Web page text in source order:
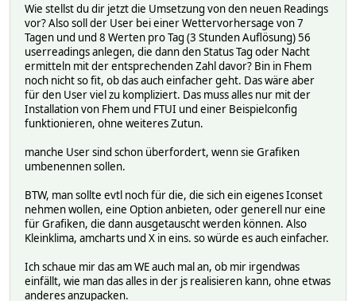
Wie stellst du dir jetzt die Umsetzung von den neuen Readings
vor? Also soll der User bei einer Wettervorhersage von 7
Tagen und und 8 Werten pro Tag (3 Stunden Auflösung) 56
userreadings anlegen, die dann den Status Tag oder Nacht
ermitteln mit der entsprechenden Zahl davor? Bin in Fhem
noch nicht so fit, ob das auch einfacher geht. Das wäre aber
für den User viel zu kompliziert. Das muss alles nur mit der
Installation von Fhem und FTUI und einer Beispielconfig
funktionieren, ohne weiteres Zutun.
manche User sind schon überfordert, wenn sie Grafiken
umbenennen sollen.
BTW, man sollte evtl noch für die, die sich ein eigenes Iconset
nehmen wollen, eine Option anbieten, oder generell nur eine
für Grafiken, die dann ausgetauscht werden können. Also
Kleinklima, amcharts und X in eins. so würde es auch einfacher.
Ich schaue mir das am WE auch mal an, ob mir irgendwas
einfällt, wie man das alles in der js realisieren kann, ohne etwas
anderes anzupacken.